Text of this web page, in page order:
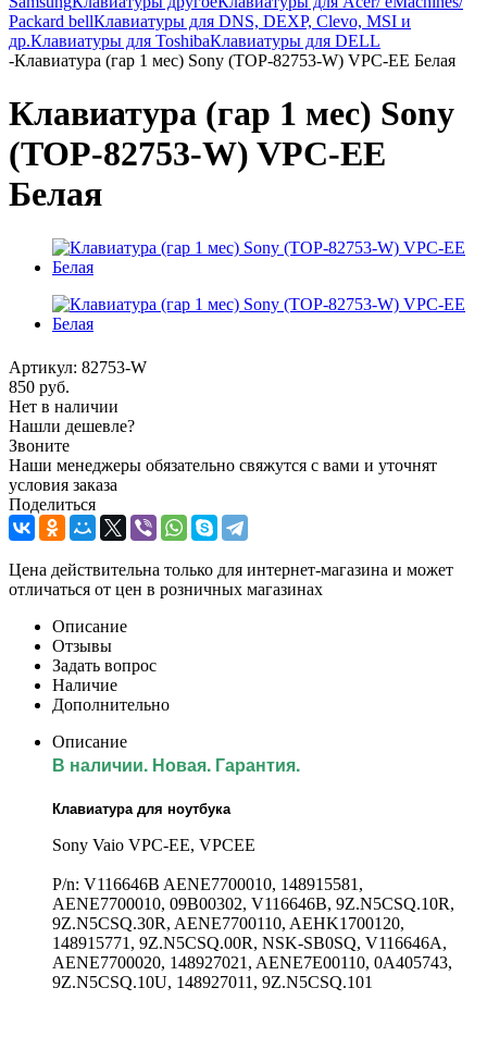
Packard bellКлавиатуры для DNS, DEXP, Clevo, MSI и
др.Клавиатуры для ToshibaКлавиатуры для DELL
-Клавиатура (гар 1 мес) Sony (TOP-82753-W) VPC-EE Белая
Клавиатура (гар 1 мес) Sony
(TOP-82753-W) VPC-EE
Белая
Артикул: 82753-W
850 руб.
Нет в наличии
Нашли дешевле?
Звоните
Наши менеджеры обязательно свяжутся с вами и уточнят
условия заказа
Поделиться
Цена действительна только для интернет-магазина и может
отличаться от цен в розничных магазинах
Описание
Отзывы
Задать вопрос
Наличие
Дополнительно
Описание
В наличии. Новая. Гарантия.
Клавиатура для ноутбука
Sony Vaio VPC-EE, VPCEE
P/n: V116646B AENE7700010, 148915581,
AENE7700010, 09B00302, V116646B, 9Z.N5CSQ.10R,
9Z.N5CSQ.30R, AENE7700110, AEHK1700120,
148915771, 9Z.N5CSQ.00R, NSK-SB0SQ, V116646A,
AENE7700020, 148927021, AENE7E00110, 0A405743,
9Z.N5CSQ.10U, 148927011, 9Z.N5CSQ.101